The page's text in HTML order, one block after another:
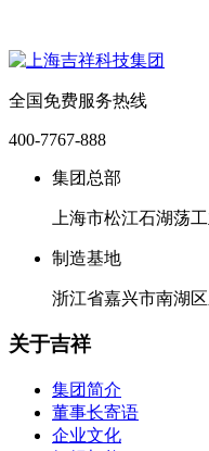
全国免费服务热线
400-7767-888
集团总部
上海市松江石湖荡
制造基地
浙江省嘉兴市南湖
关于吉祥
集团简介
董事长寄语
企业文化